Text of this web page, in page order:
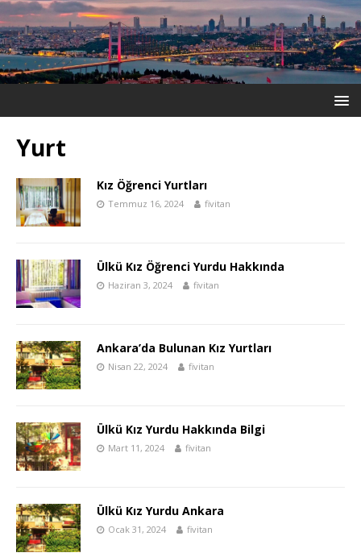
Yurt
Kız Öğrenci Yurtları
Temmuz 16, 2024 fivitan
Ülkü Kız Öğrenci Yurdu Hakkında
Haziran 3, 2024 fivitan
Ankara’da Bulunan Kız Yurtları
Nisan 22, 2024 fivitan
Ülkü Kız Yurdu Hakkında Bilgi
Mart 11, 2024 fivitan
Ülkü Kız Yurdu Ankara
Ocak 31, 2024 fivitan